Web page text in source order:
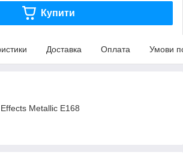
Купити
Доставка Оплата Умови
Metallic E168